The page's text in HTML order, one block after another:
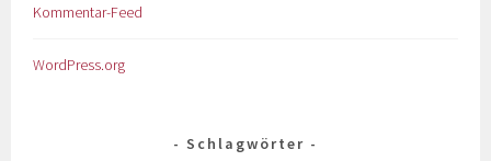
Kommentar-Feed
WordPress.org
Schlagwörter